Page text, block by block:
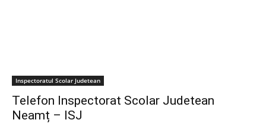
Inspectoratul Scolar Judetean
Telefon Inspectorat Scolar Judetean
Neamț – ISJ